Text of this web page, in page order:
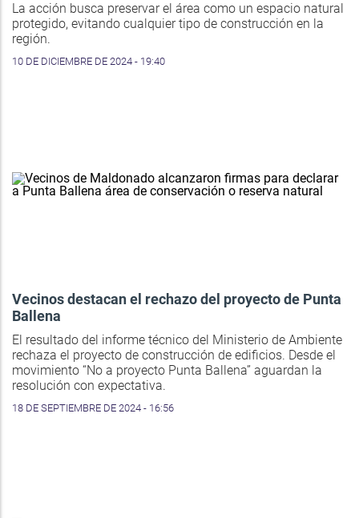
La acción busca preservar el área como un espacio natural
protegido, evitando cualquier tipo de construcción en la
región.
10 DE DICIEMBRE DE 2024 - 19:40
Vecinos destacan el rechazo del proyecto de Punta
Ballena
El resultado del informe técnico del Ministerio de Ambiente
rechaza el proyecto de construcción de edificios. Desde el
movimiento “No a proyecto Punta Ballena” aguardan la
resolución con expectativa.
18 DE SEPTIEMBRE DE 2024 - 16:56